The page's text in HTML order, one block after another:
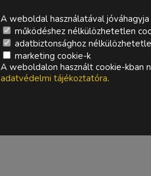
A weboldal használatával
működéshez nélkülözhetetlen
adatbiztonsághoz
marketing cookie-k
A weboldalon használt cookie-kban
adatvédelmi tájékoztatóra.